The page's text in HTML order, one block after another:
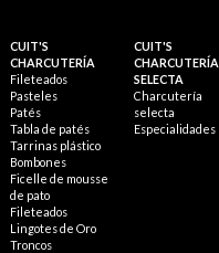
CUIT'S
CHARCUTERÍA
Fileteados
Pasteles
Patés
Tabla de patés
Tarrinas plástico
Bombones
Ficelle de mousse
de pato
Fileteados
Lingotes de Oro
Troncos
CUIT'S
CHARCUTERÍA
SELECTA
Charcutería
selecta
Especialidades